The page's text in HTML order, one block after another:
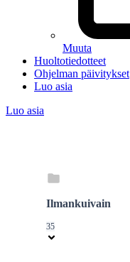
Muuta
Huoltotiedotteet
Ohjelman päivitykset
Luo asia
Luo asia
Ilmankuivain
35